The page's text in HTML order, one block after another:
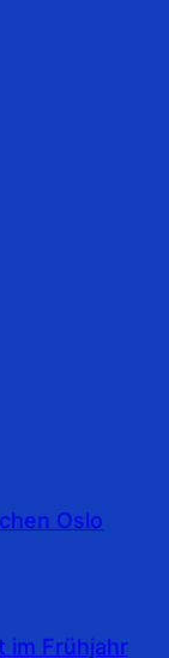
Oslo
im Frühjahr